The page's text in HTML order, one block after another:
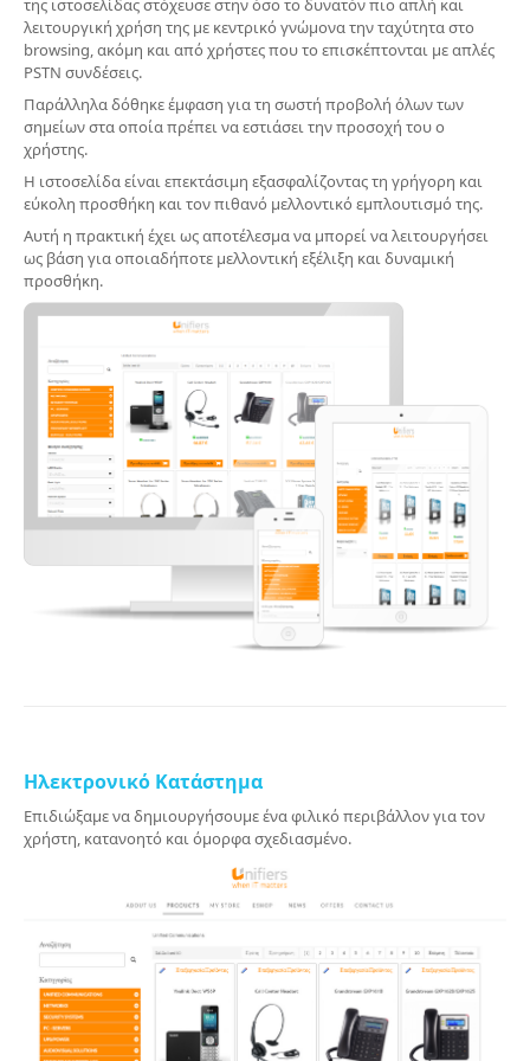
της ιστοσελίδας στόχευσε στην όσο το δυνατόν πιο απλή και
λειτουργική χρήση της με κεντρικό γνώμονα την ταχύτητα στο
browsing, ακόμη και από χρήστες που το επισκέπτονται με απλές
PSTN συνδέσεις.
Παράλληλα δόθηκε έμφαση για τη σωστή προβολή όλων των
σημείων στα οποία πρέπει να εστιάσει την προσοχή του ο
χρήστης.
Η ιστοσελίδα είναι επεκτάσιμη εξασφαλίζοντας τη γρήγορη και
εύκολη προσθήκη και τον πιθανό μελλοντικό εμπλουτισμό της.
Αυτή η πρακτική έχει ως αποτέλεσμα να μπορεί να λειτουργήσει
ως βάση για οποιαδήποτε μελλοντική εξέλιξη και δυναμική
προσθήκη.
Ηλεκτρονικό Κατάστημα
Επιδιώξαμε να δημιουργήσουμε ένα φιλικό περιβάλλον για τον
χρήστη, κατανοητό και όμορφα σχεδιασμένο.